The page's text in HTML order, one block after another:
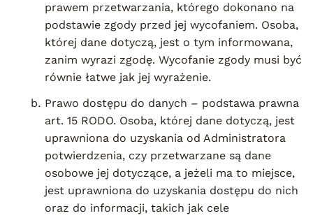
prawem przetwarzania, którego dokonano na
podstawie zgody przed jej wycofaniem. Osoba,
której dane dotyczą, jest o tym informowana,
zanim wyrazi zgodę. Wycofanie zgody musi być
równie łatwe jak jej wyrażenie.
Prawo dostępu do danych – podstawa prawna
art. 15 RODO. Osoba, której dane dotyczą, jest
uprawniona do uzyskania od Administratora
potwierdzenia, czy przetwarzane są dane
osobowe jej dotyczące, a jeżeli ma to miejsce,
jest uprawniona do uzyskania dostępu do nich
oraz do informacji, takich jak cele